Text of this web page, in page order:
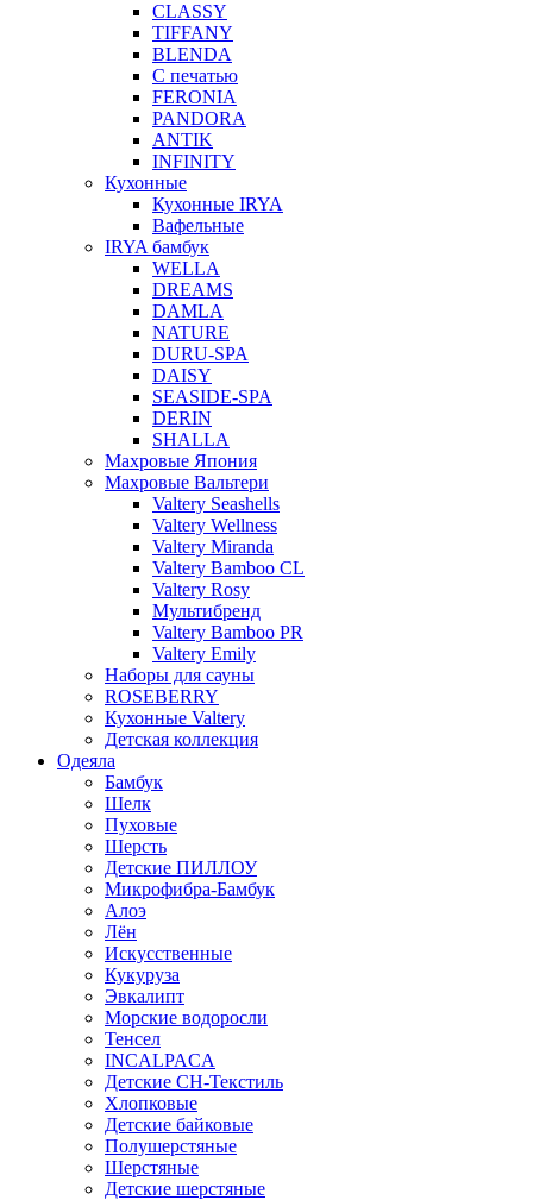
CLASSY
TIFFANY
BLENDA
С печатью
FERONIA
PANDORA
ANTIK
INFINITY
Кухонные
Кухонные IRYA
Вафельные
IRYA бамбук
WELLA
DREAMS
DAMLA
NATURE
DURU-SPA
DAISY
SEASIDE-SPA
DERIN
SHALLA
Махровые Япония
Махровые Вальтери
Valtery Seashells
Valtery Wellness
Valtery Miranda
Valtery Bamboo CL
Valtery Rosy
Мультибренд
Valtery Bamboo PR
Valtery Emily
Наборы для сауны
ROSEBERRY
Кухонные Valtery
Детская коллекция
Одеяла
Бамбук
Шелк
Пуховые
Шерсть
Детские ПИЛЛОУ
Микрофибра-Бамбук
Алоэ
Лён
Искусственные
Кукуруза
Эвкалипт
Морские водоросли
Тенсел
INCALPACA
Детские СН-Текстиль
Хлопковые
Детские байковые
Полушерстяные
Шерстяные
Детские шерстяные